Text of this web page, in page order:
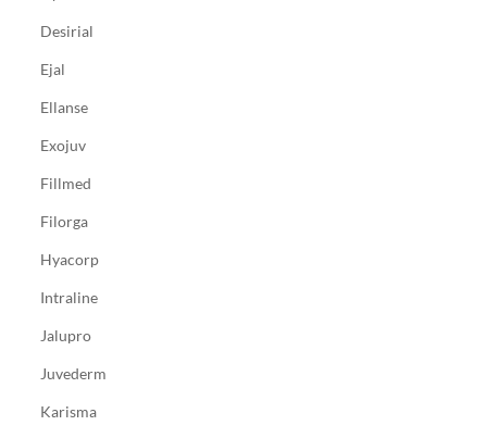
Desirial
Ejal
Ellanse
Exojuv
Fillmed
Filorga
Hyacorp
Intraline
Jalupro
Juvederm
Karisma